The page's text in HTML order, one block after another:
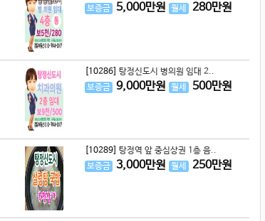
보증금
5,000만원 월세 280만원
[10286] 탕정신도시 병의원 임대 2..
보증금
9,000만원 월세 500만원
[10289] 탕정역 앞 중심상권 1층 음..
보증금
3,000만원 월세 250만원